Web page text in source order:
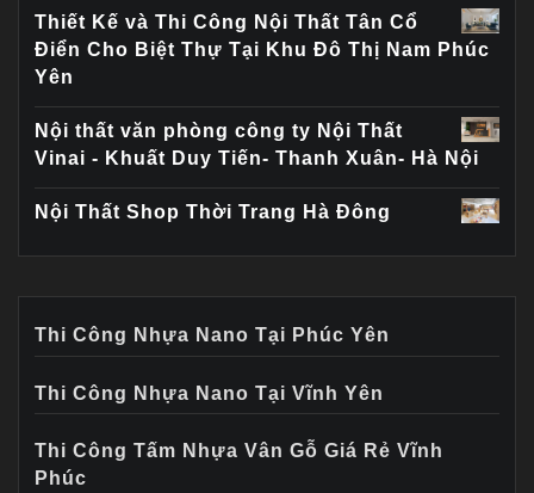
Thiết Kế và Thi Công Nội Thất Tân Cổ
Điển Cho Biệt Thự Tại Khu Đô Thị Nam Phúc
Yên
Nội thất văn phòng công ty Nội Thất
Vinai - Khuất Duy Tiến- Thanh Xuân- Hà Nội
Nội Thất Shop Thời Trang Hà Đông
Thi Công Nhựa Nano Tại Phúc Yên
Thi Công Nhựa Nano Tại Vĩnh Yên
Thi Công Tấm Nhựa Vân Gỗ Giá Rẻ Vĩnh
Phúc